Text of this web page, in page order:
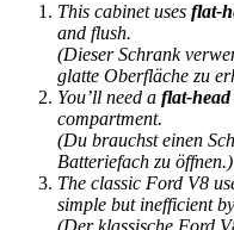
This cabinet uses flat-
and flush.
(Dieser Schrank
glatte Oberfläche zu
You’ll need a flat-
compartment.
(Du brauchst einen
Batteriefach zu öffnen.)
The classic Ford V8
simple but inefficient
(Der klassische Ford